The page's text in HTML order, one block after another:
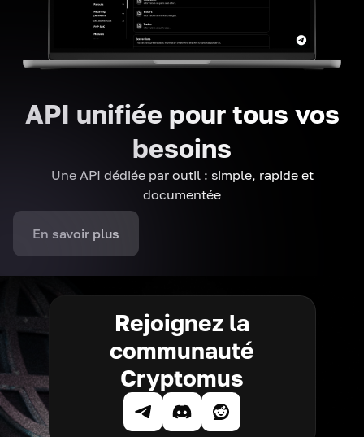
API unifiée pour tous vos
besoins
Une API dédiée par outil : simple, rapide et
documentée
En savoir plus
Rejoignez la
communauté
Cryptomus